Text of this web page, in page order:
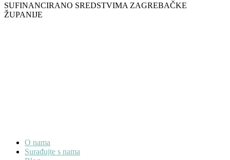
SUFINANCIRANO SREDSTVIMA ZAGREBAČKE
ŽUPANIJE
O nama
Surađujte s nama